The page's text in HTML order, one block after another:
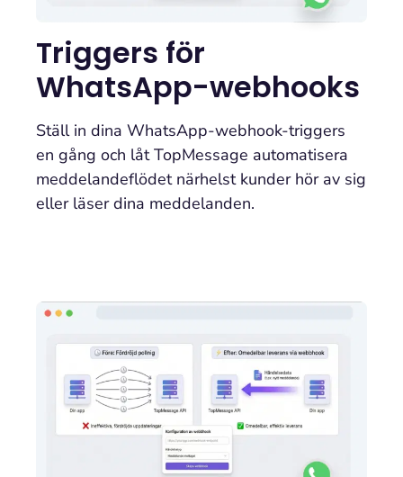
Triggers för
WhatsApp-webhooks
Ställ in dina WhatsApp-webhook-triggers
en gång och låt TopMessage automatisera
meddelandeflödet närhelst kunder hör av sig
eller läser dina meddelanden.